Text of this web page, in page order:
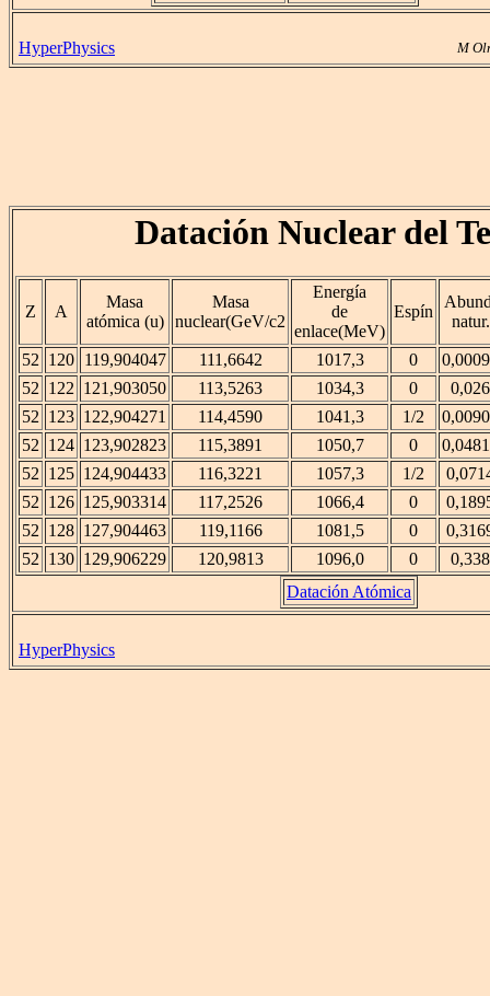
HyperPhysics M
Datación Nuclear del
Z A
Masa
atómica (u)
Masa
nuclear(GeV/c2
Energía
de
enlace(MeV)
Espín
natur.
52 120 119,904047 111,6642 1017,3 0
52 122 121,903050 113,5263 1034,3 0
0,026
52 123 122,904271 114,4590 1041,3 1/2
52 124 123,902823 115,3891 1050,7 0
52 125 124,904433 116,3221 1057,3 1/2
52 126 125,903314 117,2526 1066,4 0
52 128 127,904463 119,1166 1081,5 0
52 130 129,906229 120,9813 1096,0 0
0,338
Datación Atómica
HyperPhysics